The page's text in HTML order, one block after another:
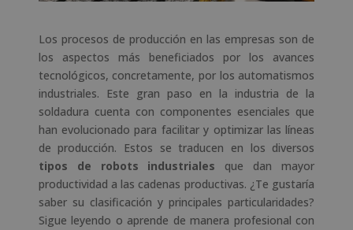
Los procesos de producción en las empresas son de
los aspectos más beneficiados por los avances
tecnológicos, concretamente, por los automatismos
industriales. Este gran paso en la industria de la
soldadura cuenta con componentes esenciales que
han evolucionado para facilitar y optimizar las líneas
de producción. Estos se traducen en los diversos
tipos de robots industriales que dan mayor
productividad a las cadenas productivas. ¿Te gustaría
saber su clasificación y principales particularidades?
Sigue leyendo o aprende de manera profesional con